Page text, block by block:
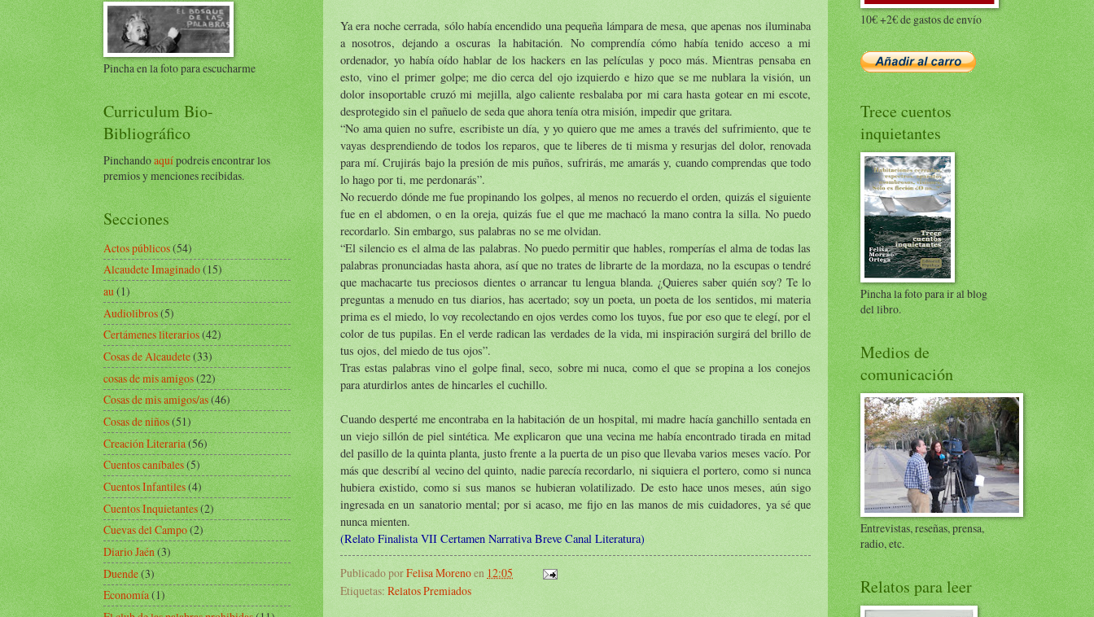
Ya era noche cerrada, sólo había encendido una pequeña lámpara de mesa, que apenas nos iluminaba
a nosotros, dejando a oscuras la habitación. No comprendía cómo había tenido acceso a mi
ordenador, yo había oído hablar de los hackers en las películas y poco más. Mientras pensaba en
esto, vino el primer golpe; me dio cerca del ojo izquierdo e hizo que se me nublara la visión, un
dolor insoportable cruzó mi mejilla, algo caliente resbalaba por mi cara hasta gotear en mi escote,
desprotegido sin el pañuelo de seda que ahora tenía otra misión, impedir que gritara.
“No ama quien no sufre, escribiste un día, y yo quiero que me ames a través del sufrimiento, que te
vayas desprendiendo de todos los reparos, que te liberes de ti misma y resurjas del dolor, renovada
para mí. Crujirás bajo la presión de mis puños, sufrirás, me amarás y, cuando comprendas que todo
lo hago por ti, me perdonarás”.
No recuerdo dónde me fue propinando los golpes, al menos no recuerdo el orden, quizás el siguiente
fue en el abdomen, o en la oreja, quizás fue el que me machacó la mano contra la silla. No puedo
recordarlo. Sin embargo, sus palabras no se me olvidan.
“El silencio es el alma de las palabras. No puedo permitir que hables, romperías el alma de todas las
palabras pronunciadas hasta ahora, así que no trates de librarte de la mordaza, no la escupas o tendré
que machacarte tus preciosos dientes o arrancar tu lengua blanda. ¿Quieres saber quién soy? Te lo
preguntas a menudo en tus diarios, has acertado; soy un poeta, un poeta de los sentidos, mi materia
prima es el miedo, lo voy recolectando en ojos verdes como los tuyos, fue por eso que te elegí, por el
color de tus pupilas. En el verde radican las verdades de la vida, mi inspiración surgirá del brillo de
tus ojos, del miedo de tus ojos”.
Tras estas palabras vino el golpe final, seco, sobre mi nuca, como el que se propina a los conejos
para aturdirlos antes de hincarles el cuchillo.
Cuando desperté me encontraba en la habitación de un hospital, mi madre hacía ganchillo sentada en
un viejo sillón de piel sintética. Me explicaron que una vecina me había encontrado tirada en mitad
del pasillo de la quinta planta, justo frente a la puerta de un piso que llevaba varios meses vacío. Por
más que describí al vecino del quinto, nadie parecía recordarlo, ni siquiera el portero, como si nunca
hubiera existido, como si sus manos se hubieran volatilizado. De esto hace unos meses, aún sigo
ingresada en un sanatorio mental; por si acaso, me fijo en las manos de mis cuidadores, ya sé que
nunca mienten.
(Relato Finalista VII Certamen Narrativa Breve Canal Literatura)
Publicado porFelisa Morenoen 12:05
Etiquetas: Relatos Premiados
Pincha en la foto para escucharme
Curriculum Bio-
Bibliográfico
Pinchandoaquípodreis encontrar los
premios y menciones recibidas.
Secciones
Actos públicos(54)
Alcaudete Imaginado(15)
au(1)
Audiolibros(5)
Certámenes literarios(42)
Cosas de Alcaudete(33)
cosas de mis amigos(22)
Cosas de mis amigos/as(46)
Cosas de niños(51)
Creación Literaria(56)
Cuentos caníbales(5)
Cuentos Infantiles(4)
Cuentos Inquietantes(2)
Cuevas del Campo(2)
Diario Jaén(3)
Duende(3)
Economía(1)
10€ +2€ de gastos de envío
Trece cuentos
inquietantes
Pincha la foto para ir al blog
del libro.
Medios de
comunicación
Entrevistas, reseñas, prensa,
radio, etc.
Relatos para leer